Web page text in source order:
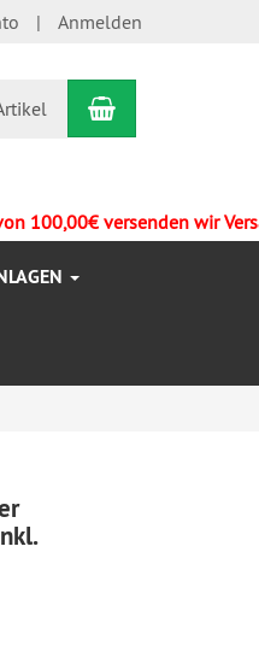
Anmelden
Warenkorb
versenden wir